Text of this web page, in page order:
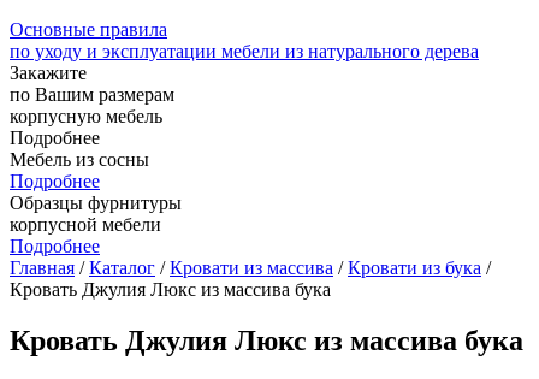
Основные правила
по уходу и эксплуатации мебели из натурального дерева
Закажите
по Вашим размерам
корпусную мебель
Подробнее
Мебель из сосны
Подробнее
Образцы фурнитуры
корпусной мебели
Подробнее
Главная /Каталог /Кровати из массива /Кровати из бука /
Кровать Джулия Люкс из массива бука
Кровать Джулия Люкс из массива бука